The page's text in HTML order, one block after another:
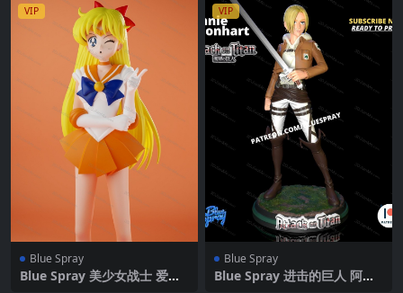
VIP
Blue Spray
Blue Spray 美少女战士 爱野
VIP
Blue Spray
Blue Spray 进击的巨人 阿尼·